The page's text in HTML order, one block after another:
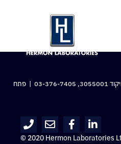
03-376-7405 | פתח
© 2020 Hermon Laboratories